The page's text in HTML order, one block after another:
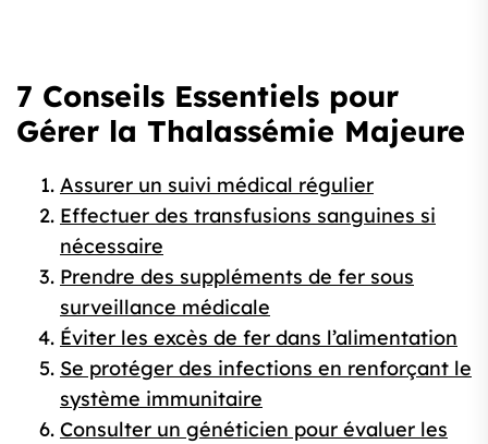
7 Conseils Essentiels pour
Gérer la Thalassémie Majeure
Assurer un suivi médical régulier
Effectuer des transfusions sanguines si
nécessaire
Prendre des suppléments de fer sous
surveillance médicale
Éviter les excès de fer dans l’alimentation
Se protéger des infections en renforçant le
système immunitaire
Consulter un généticien pour évaluer les